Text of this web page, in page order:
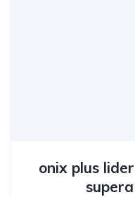
onix plus